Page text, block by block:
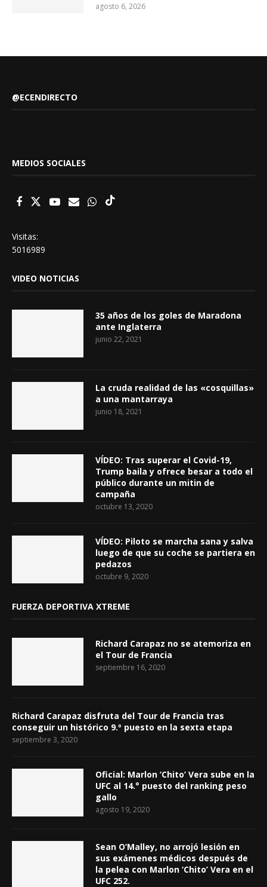
agosto 6, 2026
@ECENDIRECTO
MEDIOS SOCIALES
Visitas:
5016989
VIDEO NOTICIAS
35 años de los goles de Maradona
ante Inglaterra
junio 22, 2021
La cruda realidad de las «cosquillas»
a una mantarraya
junio 18, 2021
VÍDEO: Tras superar el Covid-19,
Trump baila y ofrece besar a todo el
público durante un mitin de
campaña
octubre 13, 2020
VÍDEO: Piloto se marcha sana y salva
luego de que su coche se partiera en
pedazos
octubre 9, 2020
FUERZA DEPORTIVA XTREME
Richard Carapaz no se atemoriza en
el Tour de Francia
septiembre 16, 2020
Richard Carapaz disfruta del Tour de Francia tras
conseguir un histórico 9.º puesto en la sexta etapa
septiembre 3, 2020
Oficial: Marlon ‘Chito’ Vera sube en la
UFC al 14.° puesto del ranking peso
gallo
agosto 19, 2020
Sean O’Malley, no arrojó lesión en
sus exámenes médicos después de
la pelea con Marlon ‘Chito’ Vera en el
UFC 252.